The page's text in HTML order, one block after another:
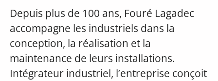
Depuis plus de 100 ans, Fouré Lagadec
accompagne les industriels dans la
conception, la réalisation et la
maintenance de leurs installations.
Intégrateur industriel, l’entreprise conçoit